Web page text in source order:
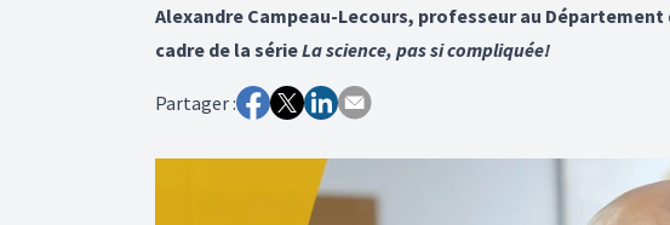
Alexandre Campeau-Lecours, professeur au
cadre de la sérieLa science, pas si compliquée!
Partager :